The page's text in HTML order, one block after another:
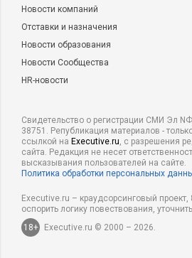
Новости компаний
Отставки и назначения
Новости образования
Новости Сообщества
HR-новости
Свидетельство о регистрации СМИ Эл
38751. Републикация материалов -
ссылкой на Executive.ru, с разрешения
сайта. Редакция не несет
высказывания пользователей на сайте.
Политика обработки персональных
Executive.ru – краудсорсинговый
оспорить логику повествования,
18+
Executive.ru © 2000 – 2026.